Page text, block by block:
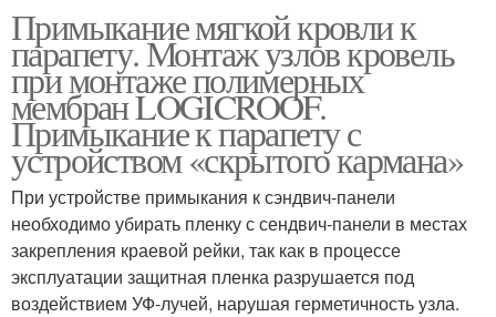
Примыкание мягкой кровли к
парапету. Монтаж узлов кровель
при монтаже полимерных
мембран LOGICROOF.
Примыкание к парапету с
устройством «скрытого кармана»
При устройстве примыкания к сэндвич-панели
необходимо убирать пленку с сендвич-панели в местах
закрепления краевой рейки, так как в процессе
эксплуатации защитная пленка разрушается под
воздействием УФ-лучей, нарушая герметичность узла.